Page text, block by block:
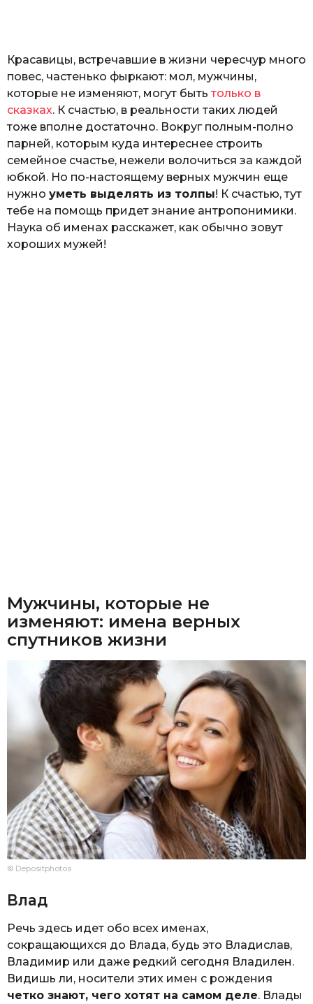
Красавицы, встречавшие в жизни чересчур много
повес, частенько фыркают: мол, мужчины,
которые не изменяют, могут быть только в
сказках. К счастью, в реальности таких людей
тоже вполне достаточно. Вокруг полным-полно
парней, которым куда интереснее строить
семейное счастье, нежели волочиться за каждой
юбкой. Но по-настоящему верных мужчин еще
нужно уметь выделять из толпы! К счастью, тут
тебе на помощь придет знание антропонимики.
Наука об именах расскажет, как обычно зовут
хороших мужей!
Мужчины, которые не
изменяют: имена верных
спутников жизни
© Depositphotos
Влад
Речь здесь идет обо всех именах,
сокращающихся до Влада, будь это Владислав,
Владимир или даже редкий сегодня Владилен.
Видишь ли, носители этих имен с рождения
четко знают, чего хотят на самом деле. Влады